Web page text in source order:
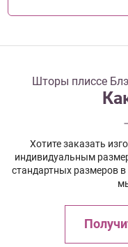
Шторы плиссе
Хотите заказать
индивидуальным
стандартных размеров